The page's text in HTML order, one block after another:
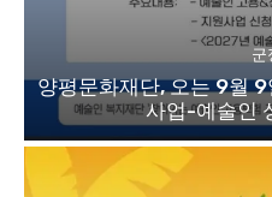
군
양평문화재단, 오는 9월
사업-예술인